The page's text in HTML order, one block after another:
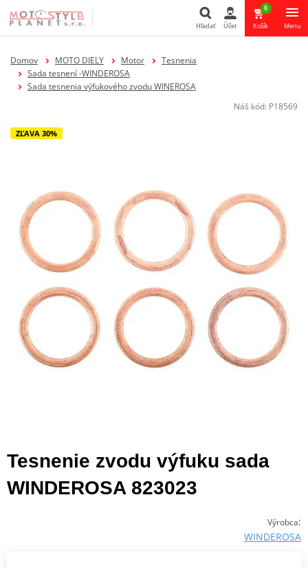
Hľadať Účet
0
Košík Menu
Domov MOTO DIELY Motor
Tesnenia
Sada tesnení -WINDEROSA
Sada tesnenia výfukového zvodu WINEROSA
Náš kód: P18569
ZĽAVA 30%
Tesnenie zvodu výfuku sada
WINDEROSA 823023
Výrobca:
WINDEROSA